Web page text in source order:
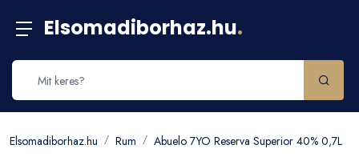
Elsomadiborhaz.hu.
Elsomadiborhaz.hu Rum Abuelo 7YO Reserva Superior 40% 0,7L